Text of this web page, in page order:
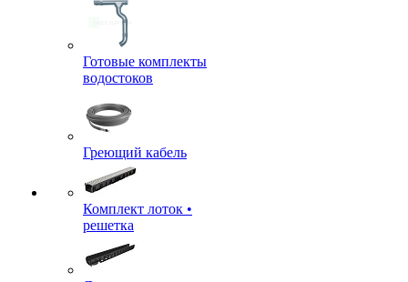
Готовые комплекты
водостоков
Греющий кабель
Комплект лоток •
решетка